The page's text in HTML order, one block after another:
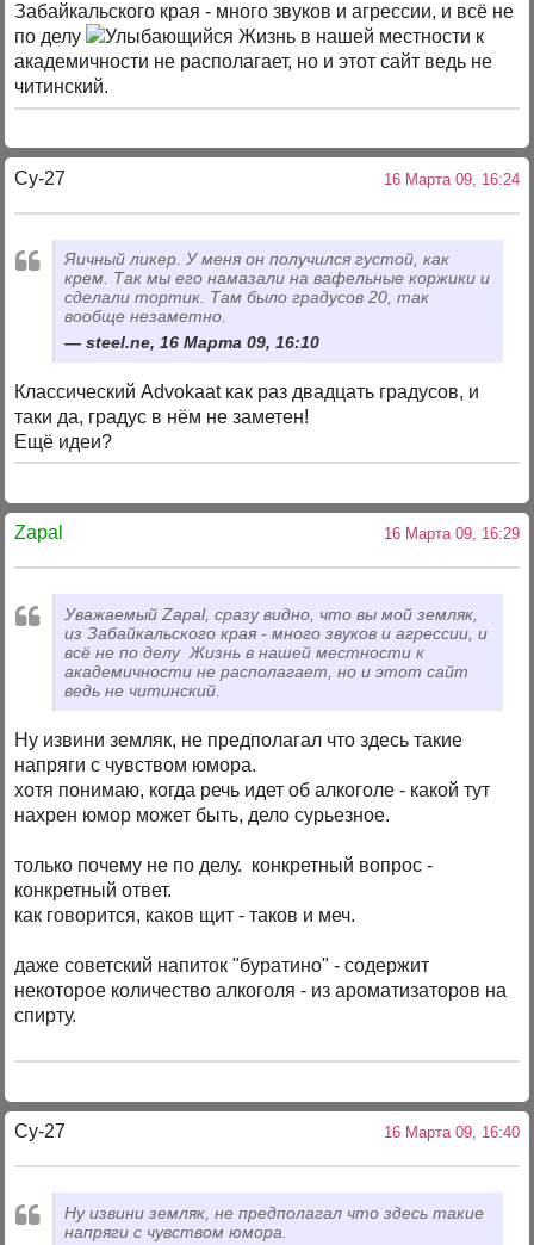
Забайкальского края - много звуков и агрессии, и всё не
по делу
Жизнь в нашей местности к
академичности не располагает, но и этот сайт ведь не
читинский.
Су-27 16 Марта 09, 16:24
Яичный ликер. У меня он получился густой, как
крем. Так мы его намазали на вафельные коржики и
сделали тортик. Там было градусов 20, так
вообще незаметно.
steel.ne, 16 Марта 09, 16:10
Классический Advokaat как раз двадцать градусов, и
таки да, градус в нём не заметен!
Ещё идеи?
Zapal 16 Марта 09, 16:29
Уважаемый Zapal, сразу видно, что вы мой земляк,
из Забайкальского края - много звуков и агрессии, и
всё не по делу Жизнь в нашей местности к
академичности не располагает, но и этот сайт
ведь не читинский.
Ну извини земляк, не предполагал что здесь такие
напряги с чувством юмора.
хотя понимаю, когда речь идет об алкоголе - какой тут
нахрен юмор может быть, дело сурьезное.
только почему не по делу. конкретный вопрос -
конкретный ответ.
как говорится, каков щит - таков и меч.
даже советский напиток "буратино" - содержит
некоторое количество алкоголя - из ароматизаторов на
спирту.
Су-27 16 Марта 09, 16:40
Ну извини земляк, не предполагал что здесь такие
напряги с чувством юмора.